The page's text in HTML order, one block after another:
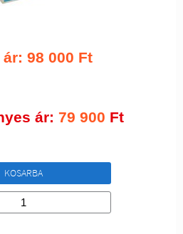
98 000 Ft
ár: 79 900 Ft
KOSARBA